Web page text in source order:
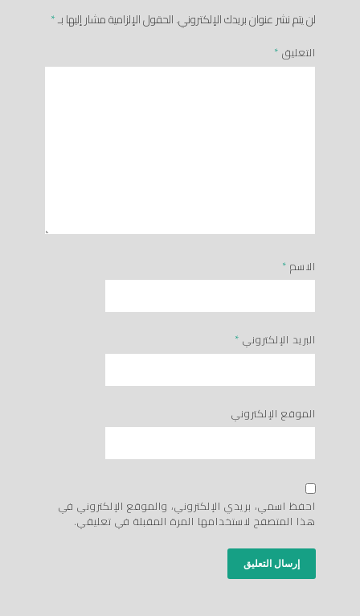
لن يتم نشر عنوان بريدك الإلكتروني.الحقول الإلزامية مشار إليها بـ*
التعليق *
الاسم *
البريد الإلكتروني *
الموقع الإلكتروني
احفظ اسمي، بريدي الإلكتروني، والموقع الإلكتروني في
هذا المتصفح لاستخدامها المرة المقبلة في تعليقي.